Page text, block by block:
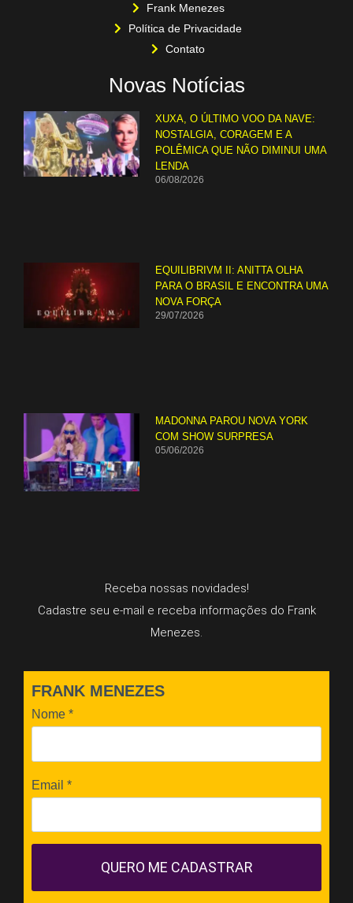
Frank Menezes
Política de Privacidade
Contato
Novas Notícias
XUXA, O ÚLTIMO VOO DA NAVE:
NOSTALGIA, CORAGEM E A
POLÊMICA QUE NÃO DIMINUI UMA
LENDA
06/08/2026
EQUILIBRIVM II: ANITTA OLHA
PARA O BRASIL E ENCONTRA UMA
NOVA FORÇA
29/07/2026
MADONNA PAROU NOVA YORK
COM SHOW SURPRESA
05/06/2026
Receba nossas novidades!
Cadastre seu e-mail e receba informações do Frank
Menezes.
FRANK MENEZES
Nome *
Email *
QUERO ME CADASTRAR